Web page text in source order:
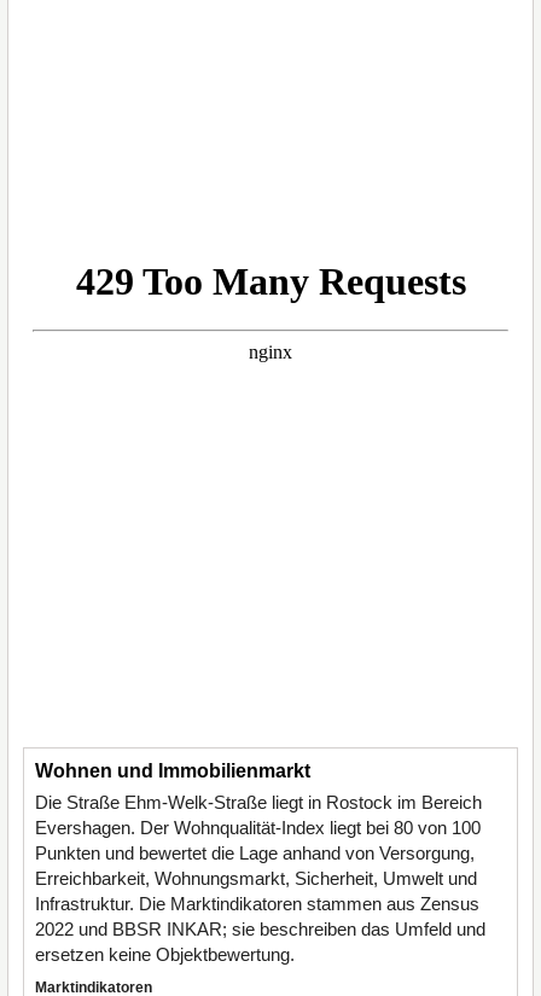
Wohnen und Immobilienmarkt
Die Straße Ehm-Welk-Straße liegt in Rostock im Bereich
Evershagen. Der Wohnqualität-Index liegt bei 80 von 100
Punkten und bewertet die Lage anhand von Versorgung,
Erreichbarkeit, Wohnungsmarkt, Sicherheit, Umwelt und
Infrastruktur. Die Marktindikatoren stammen aus Zensus
2022 und BBSR INKAR; sie beschreiben das Umfeld und
ersetzen keine Objektbewertung.
Marktindikatoren